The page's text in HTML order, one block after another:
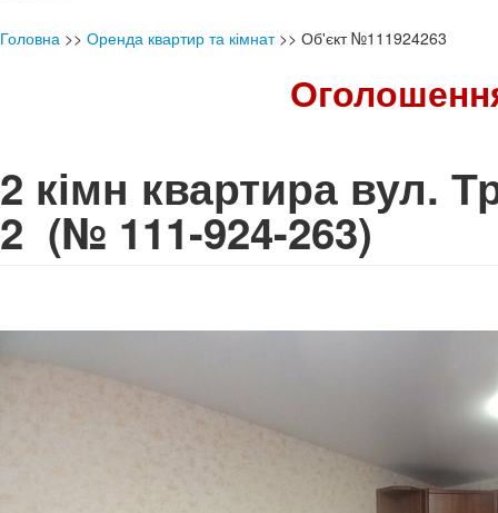
Головна >> Оренда квартир та кімнат>> Об'єкт №111924263
2 кімн квартира вул.
2 (№ 111-924-263)